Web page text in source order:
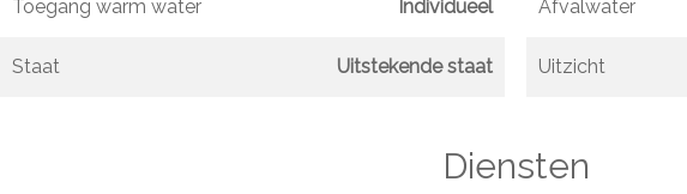
Toegang warm water Individueel Afvalwater
Staat Uitstekende staat Uitzicht
Diensten